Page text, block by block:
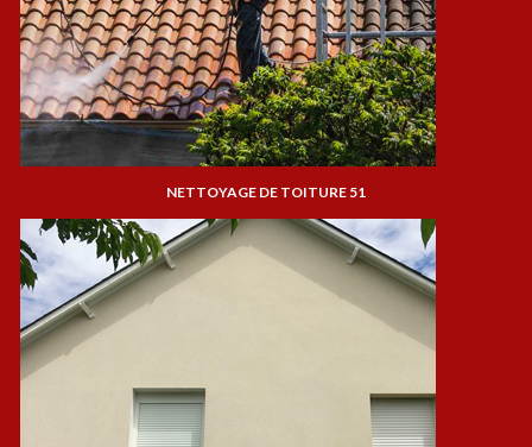
NETTOYAGE DE TOITURE 51